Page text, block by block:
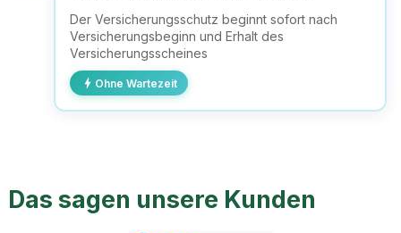
Der Versicherungsschutz beginnt sofort nach
Versicherungsbeginn und Erhalt des
Versicherungsscheines
bolt Ohne Wartezeit
Das sagen unsere Kunden